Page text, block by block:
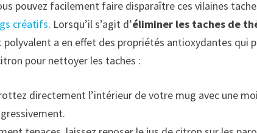
pouvez facilement faire disparaître ces vilaines
créatifs. Lorsqu’il s’agit d’éliminer les taches de
a en effet des propriétés antioxydantes qui
pour nettoyer les taches :
directement l’intérieur de votre mug avec une